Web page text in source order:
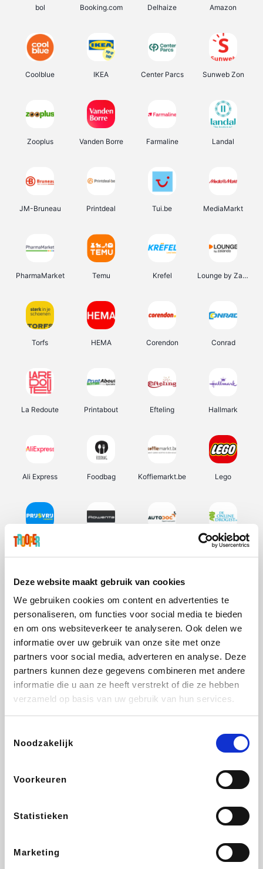
Deze website maakt gebruik van cookies
We gebruiken cookies om content en advertenties te
personaliseren, om functies voor social media te bieden
en om ons websiteverkeer te analyseren. Ook delen we
informatie over uw gebruik van onze site met onze
partners voor social media, adverteren en analyse. Deze
partners kunnen deze gegevens combineren met andere
informatie die u aan ze heeft verstrekt of die ze hebben
verzameld op basis van uw gebruik van hun services.
Noodzakelijk
Voorkeuren
Statistieken
Marketing
bol Booking.com Delhaize Amazon
Coolblue IKEA Center Parcs Sunweb Zon
Zooplus Vanden Borre Farmaline Landal
JM-Bruneau Printdeal Tui.be MediaMarkt
PharmaMarket Temu Krefel Lounge by Zalando
Torfs HEMA Corendon Conrad
La Redoute Printabout Efteling Hallmark
Ali Express Foodbag Koffiemarkt.be Lego
Prijsvrij De Online Drogist
Vidaxl Lampenlicht.be Plopsa Adidas
All Accor
DectDirect
SupraBazar